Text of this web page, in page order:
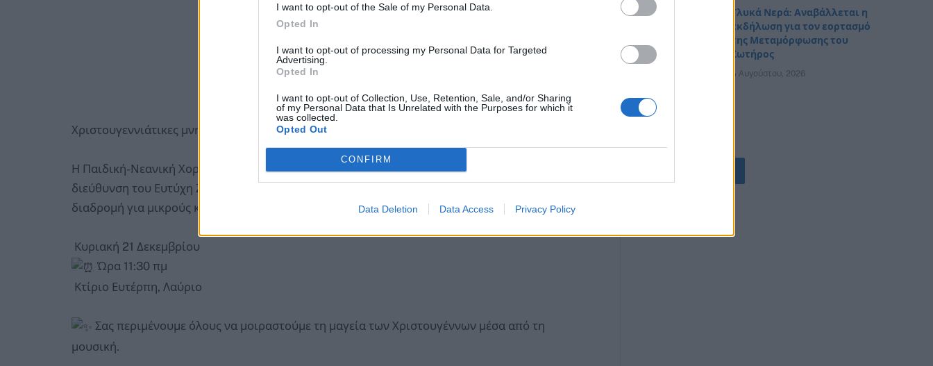
I want to opt-out of the Sale of my Personal Data.
Opted In
I want to opt-out of processing my Personal Data for Targeted
Advertising.
Opted In
I want to opt-out of Collection, Use, Retention, Sale, and/or Sharing
of my Personal Data that Is Unrelated with the Purposes for which it
was collected.
Opted Out
CONFIRM
Data Deletion Data Access Privacy Policy
Χριστουγεννιάτικες μνήμες στην Ευτέρπη
Η Παιδική-Νεανική Χορωδία και η Ορχήστρα Νέων του Δήμου Λαυρεωτικής, υπό τη μουσική
διεύθυνση του Ευτύχη Ζαρμπ, μας προσκαλούν σε μια μαγική χριστουγεννιάτικη μουσική
διαδρομή για μικρούς και μεγάλους.
Κυριακή 21 Δεκεμβρίου
Ώρα 11:30 πμ
Κτίριο Ευτέρπη, Λαύριο
Σας περιμένουμε όλους να μοιραστούμε τη μαγεία των Χριστουγέννων μέσα από τη
μουσική.
Γλυκά Νερά: Αναβάλλεται η
εκδήλωση για τον εορτασμό
της Μεταμόρφωσης του
Σωτήρος
5 Αυγούστου, 2026